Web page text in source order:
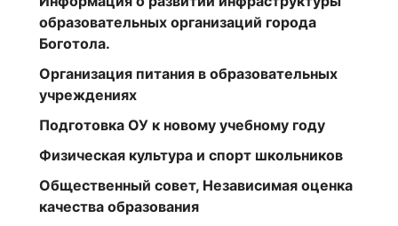
образовательных организаций города
Боготола.
Организация питания в образовательных
учреждениях
Подготовка ОУ к новому учебному году
Физическая культура и спорт школьников
Общественный совет, Независимая оценка
качества образования